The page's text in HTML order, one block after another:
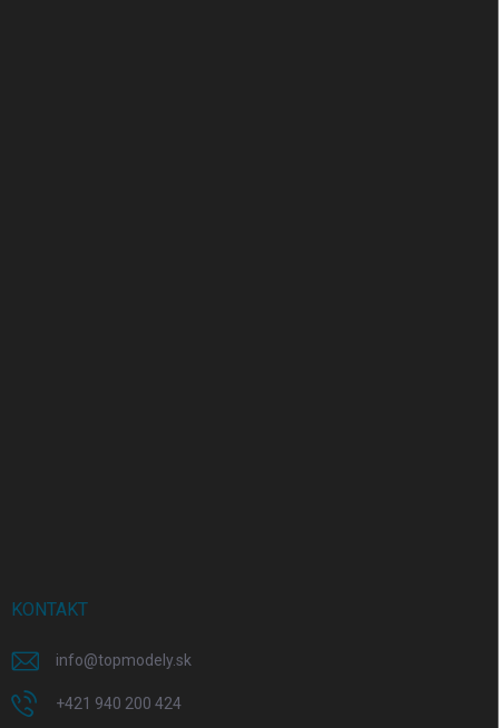
KONTAKT
info@topmodely.sk
+421 940 200 424